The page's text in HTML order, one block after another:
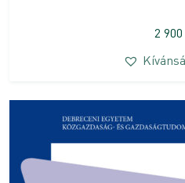
2 900